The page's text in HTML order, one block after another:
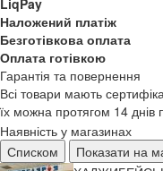
LiqPay
Наложений платіж
Безготівкова оплата
Оплата готівкою
Гарантія та повернення
Всі товари мають
їх можна протягом 14 днів
Наявність у магазинах
Списком
Показати на